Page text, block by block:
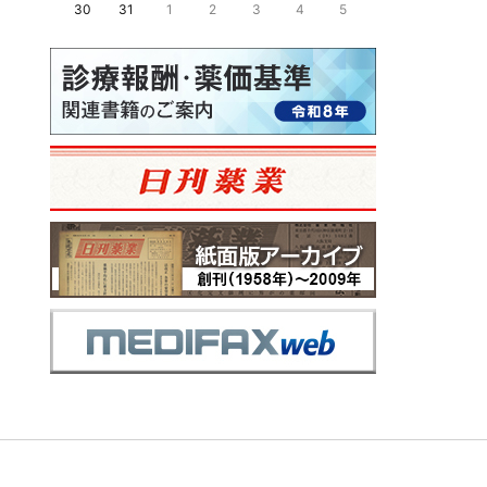
30
31 1 2 3 4 5